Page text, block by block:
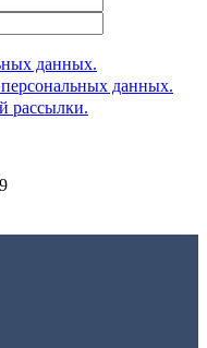
данных.
данных.
рассылки.